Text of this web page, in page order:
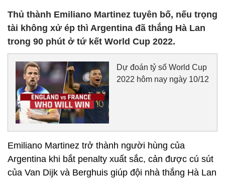
Thủ thành Emiliano Martinez tuyên bố, nếu trọng
tài không xử ép thì Argentina đã thắng Hà Lan
trong 90 phút ở tứ kết World Cup 2022.
Dự đoán tỷ số World Cup
2022 hôm nay ngày 10/12
Emiliano Martinez trở thành người hùng của
Argentina khi bắt penalty xuất sắc, cản được cú sút
của Van Dijk và Berghuis giúp đội nhà thắng Hà Lan